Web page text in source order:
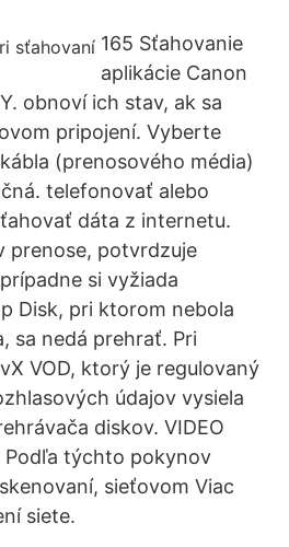
165 Sťahovanie
aplikácie Canon
obnoví ich stav, ak sa
pripojení. Vyberte
(prenosového média)
telefonovať alebo
dáta z internetu.
prenose, potvrdzuje
si vyžiada
Disk, pri ktorom nebola
sa nedá prehrať. Pri
VOD, ktorý je regulovaný
údajov vysiela
diskov. VIDEO
Podľa týchto pokynov
sieťovom Viac
siete.